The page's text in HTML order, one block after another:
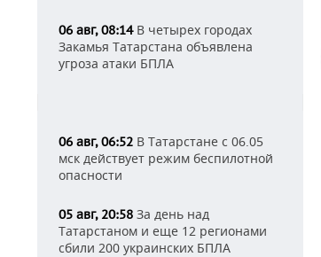
06 авг, 08:14В четырех городах
Закамья Татарстана объявлена
угроза атаки БПЛА
06 авг, 06:52 В Татарстане с 06.05
мск действует режим беспилотной
опасности
05 авг, 20:58 За день над
Татарстаном и еще 12 регионами
сбили 200 украинских БПЛА